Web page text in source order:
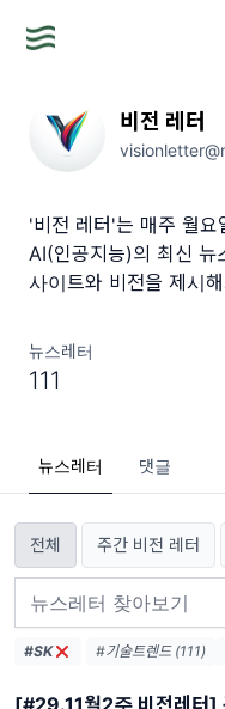
비전 레터
'비전 레터'는 매주 월
AI(인공지능)의 최신 뉴
사이트와 비전을 제시
뉴스레터
111
뉴스레터 댓글
전체 주간 비전 레터
#SK #기술트렌드 (111)
[#29.11월2주 비전레터]